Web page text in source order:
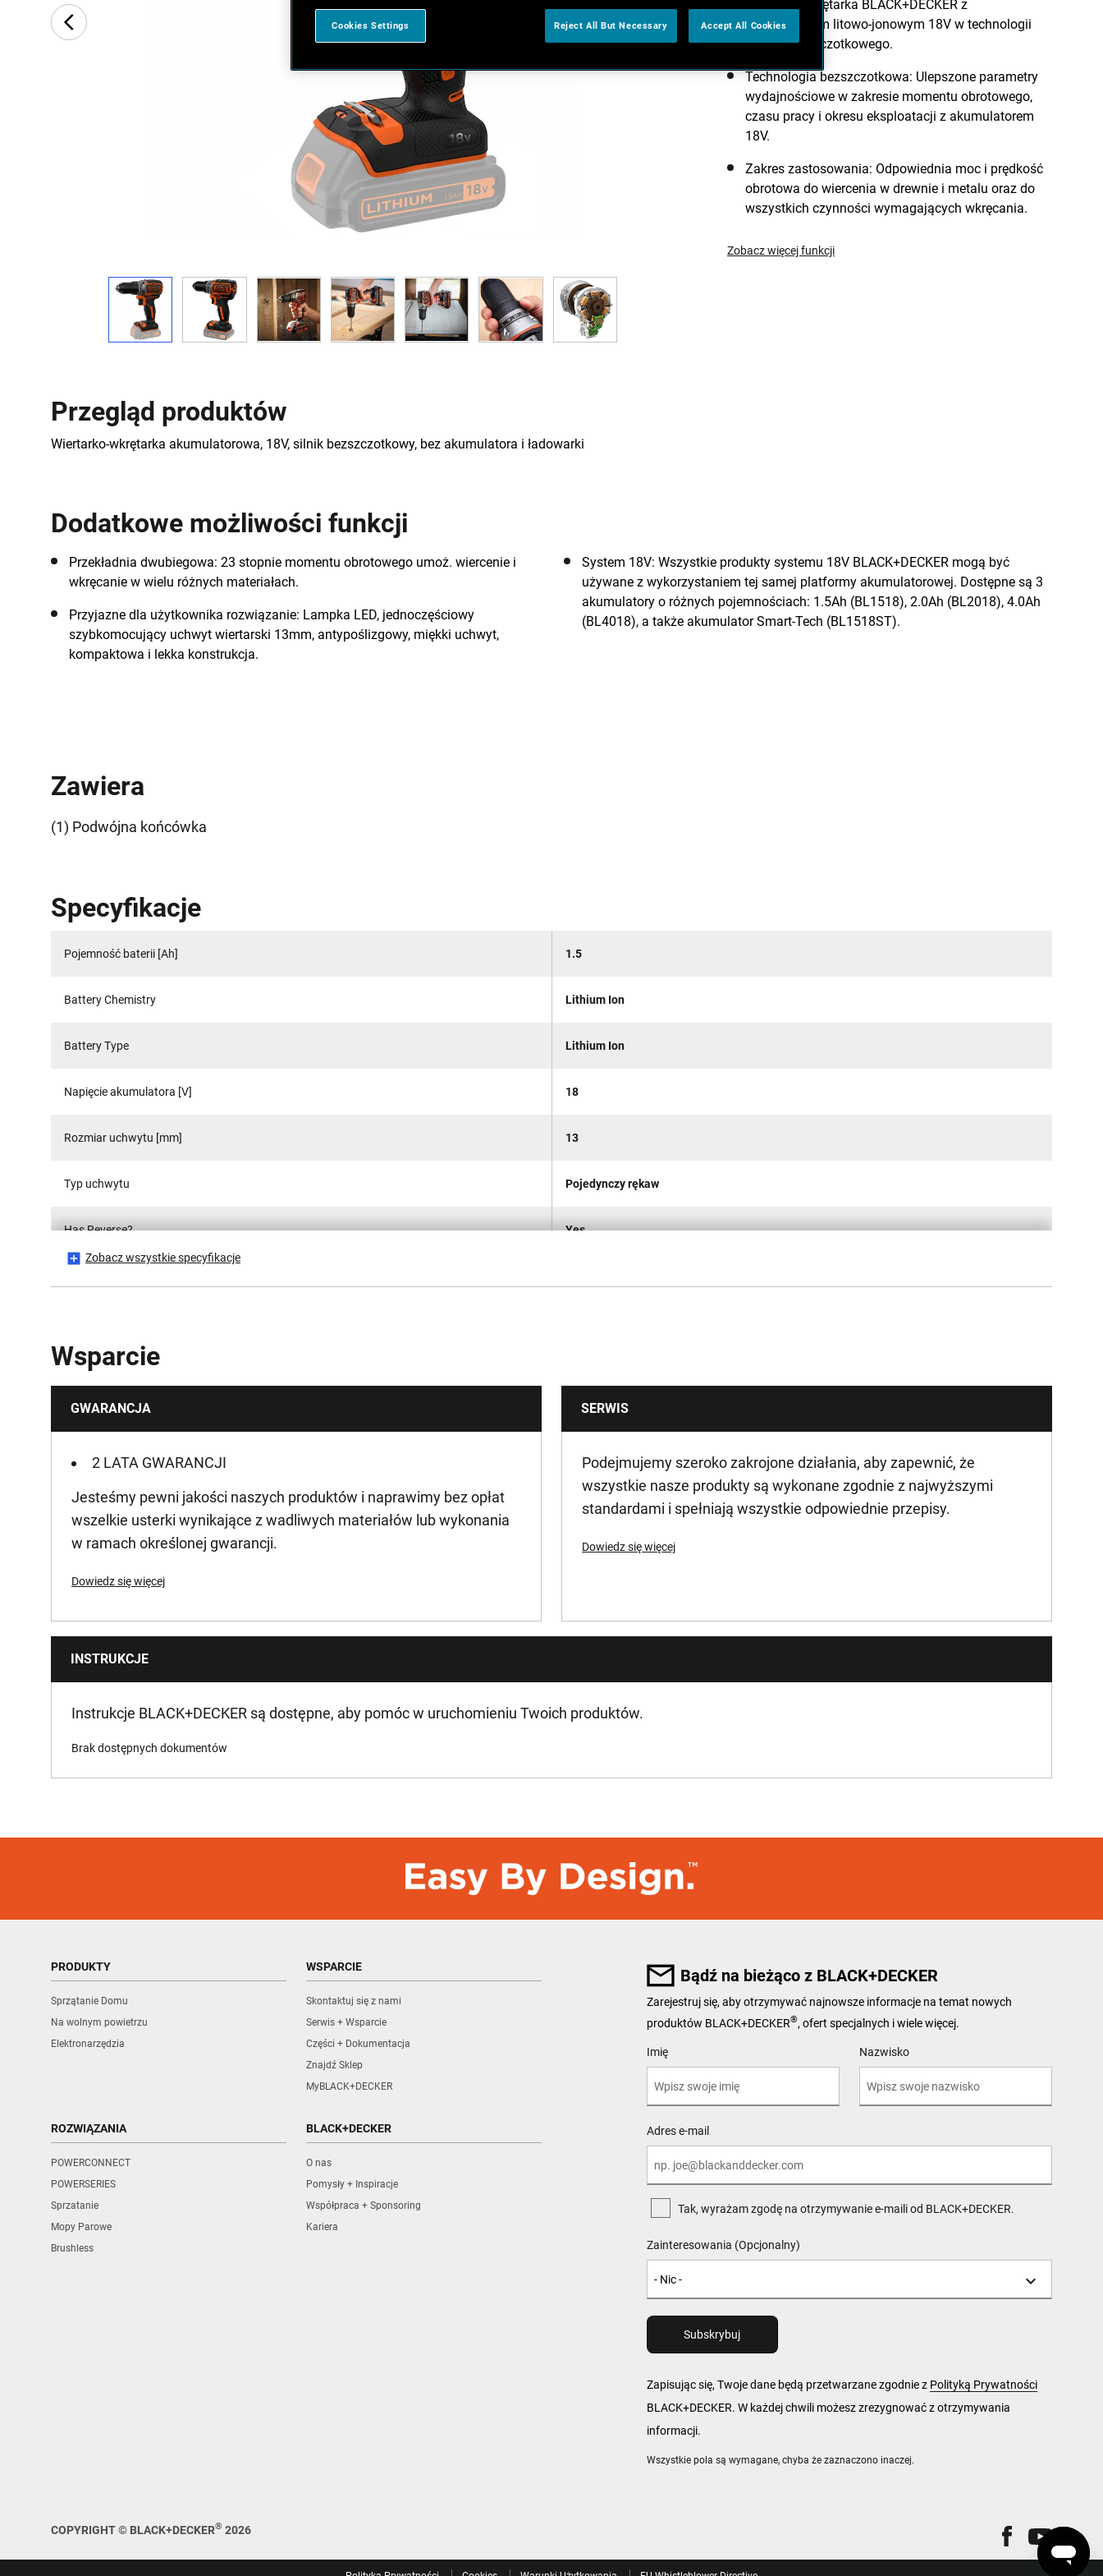
wiertarko-wkrętarka BLACK+DECKER z
akumulatorem litowo-jonowym 18V w technologii
silnika bezszczotkowego.
Technologia bezszczotkowa: Ulepszone parametry
wydajnościowe w zakresie momentu obrotowego,
czasu pracy i okresu eksploatacji z akumulatorem
18V.
Zakres zastosowania: Odpowiednia moc i prędkość
obrotowa do wiercenia w drewnie i metalu oraz do
wszystkich czynności wymagających wkręcania.
Zobacz więcej funkcji
Przegląd produktów
Wiertarko-wkrętarka akumulatorowa, 18V, silnik bezszczotkowy, bez akumulatora i ładowarki
Dodatkowe możliwości funkcji
Przekładnia dwubiegowa: 23 stopnie momentu obrotowego umoż. wiercenie i
wkręcanie w wielu różnych materiałach.
Przyjazne dla użytkownika rozwiązanie: Lampka LED, jednoczęściowy
szybkomocujący uchwyt wiertarski 13mm, antypoślizgowy, miękki uchwyt,
kompaktowa i lekka konstrukcja.
System 18V: Wszystkie produkty systemu 18V BLACK+DECKER mogą być
używane z wykorzystaniem tej samej platformy akumulatorowej. Dostępne są 3
akumulatory o różnych pojemnościach: 1.5Ah (BL1518), 2.0Ah (BL2018), 4.0Ah
(BL4018), a także akumulator Smart-Tech (BL1518ST).
Zawiera
(1) Podwójna końcówka
Specyfikacje
Pojemność baterii [Ah] 1.5
Battery Chemistry Lithium Ion
Battery Type Lithium Ion
Napięcie akumulatora [V] 18
Rozmiar uchwytu [mm] 13
Typ uchwytu Pojedynczy rękaw
Has Reverse? Yes
Is Battery Included?
Wydajność wiercenia (stal)
Wydajność wiercenia (drewno)
Maksymalny moment obrotowy [Nm]
Prędkość bez obciążenia [RPM] 0 - 420 / 0 - 1650
Ciśnienie akustyczne [dB(A)] 67
Zobacz wszystkie specyfikacje
Wsparcie
GWARANCJA
2 LATA GWARANCJI
Jesteśmy pewni jakości naszych produktów i naprawimy bez opłat
wszelkie usterki wynikające z wadliwych materiałów lub wykonania
w ramach określonej gwarancji.
Dowiedz się więcej
SERWIS
Podejmujemy szeroko zakrojone działania, aby zapewnić, że
wszystkie nasze produkty są wykonane zgodnie z najwyższymi
standardami i spełniają wszystkie odpowiednie przepisy.
Dowiedz się więcej
INSTRUKCJE
Instrukcje BLACK+DECKER są dostępne, aby pomóc w uruchomieniu Twoich produktów.
Brak dostępnych dokumentów
PRODUKTY
Sprzątanie Domu
Na wolnym powietrzu
Elektronarzędzia
WSPARCIE
Skontaktuj się z nami
Serwis + Wsparcie
Części + Dokumentacja
Znajdź Sklep
MyBLACK+DECKER
ROZWIĄZANIA
POWERCONNECT
POWERSERIES
Sprzatanie
Mopy Parowe
Brushless
BLACK+DECKER
O nas
Pomysły + Inspiracje
Współpraca + Sponsoring
Kariera
Bądź na bieżąco z BLACK+DECKER
Wszystkie pola są wymagane, chyba że zaznaczono inaczej.
Zarejestruj się, aby otrzymywać najnowsze informacje na temat nowych
produktów BLACK+DECKER®, ofert specjalnych i wiele więcej.
User Details
Imię Nazwisko
Adres e-mail
Tak, wyrażam zgodę na otrzymywanie e-maili od BLACK+DECKER.
Zainteresowania (Opcjonalny)
Zapisując się, Twoje dane będą przetwarzane zgodnie z Polityką Prywatności
BLACK+DECKER. W każdej chwili możesz zrezygnować z otrzymywania
informacji.
COPYRIGHT © BLACK+DECKER® 2026
Cookies Settings Reject All But Necessary Accept All Cookies